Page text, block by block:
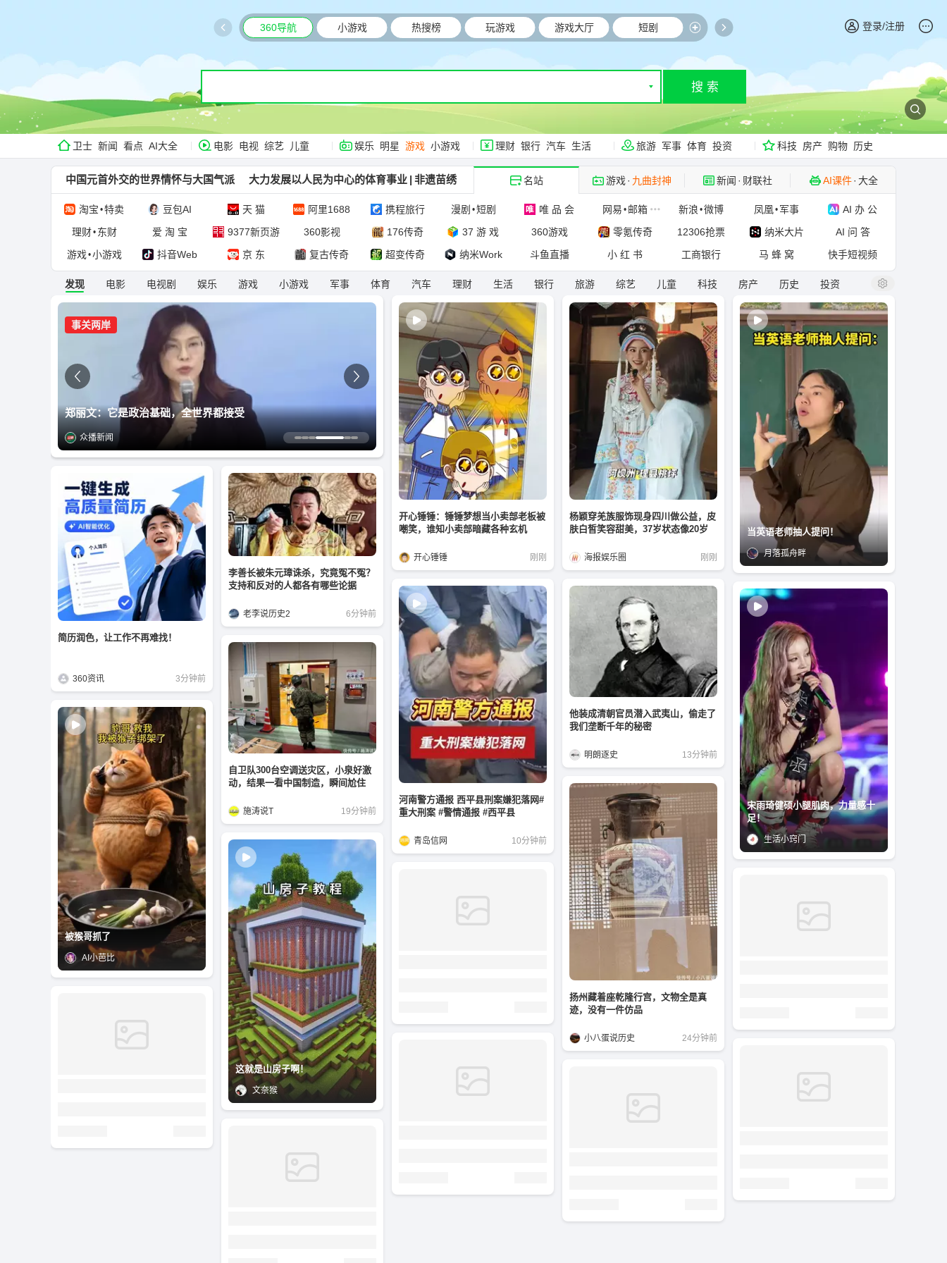
360导航 小游戏 热搜榜 玩游戏 游戏大厅 短剧 影视咖 股票 AI
▼ 搜 索
登录/注册
卫士 新闻 看点 AI大全 电影 电视 综艺 儿童 娱乐 明星 游戏 小游戏 理财 银行 汽车 生活 旅游 军事 体育 投资 科技 房产 购物 历史
中国元首外交的世界情怀与大国气派 大力发展以人民为中心的体育事业 | 非遗苗绣 名站 游戏· 九曲封神 新闻 · 财联社 AI课件 · 大全
工具 创作者中心 社区· 豆瓣读书
淘宝 •特卖 豆包AI 天 猫 阿里1688 携程旅行 漫剧 •短剧 唯 品 会 网易 • 邮箱 新浪 •微博 凤凰• 军事
AI 办 公
理财• 东财 爱 淘 宝 9377新页游 360影视 176传奇 37 游 戏 360游戏 零氪传奇 12306抢票 纳米大片
AI 问 答
游戏•小游戏 抖音Web 京 东 复古传奇 超变传奇 纳米Work 斗鱼直播 小 红 书 工商银行 马 蜂 窝 快手短视频
发现 电影 电视剧 娱乐 游戏 小游戏 军事 体育 汽车 理财 生活 银行 旅游 综艺 儿童 科技 房产 历史
投资
现场画面：以军把枪口对准了中国记者
逐浪新闻
5万朝鲜大军压境！泽连斯基突然喊话这国
众播视频
女子出轨被撞破 男方被捆绑后遭毒打
环球每日热搜
郑丽文：它是政治基础，全世界都接受
众播新闻
事关两岸
太离谱！两名女乘客拖行李箱冲上停机坪拦停客机
潇湘晨报
剧组涉毒？偷漏税？知名编剧大曝光 录音现王家卫声音
众播新闻
开心锤锤：锤锤梦想当小卖部老板被
嘲笑，谁知小卖部暗藏各种玄机
开心锤锤 刚刚
杨颖穿羌族服饰现身四川做公益，皮
肤白皙笑容甜美，37岁状态像20岁
海报娱乐圈 刚刚
当英语老师抽人提问！
月落孤舟畔
简历润色，让工作不再难找！
360资讯 3分钟前
李善长被朱元璋诛杀，究竟冤不冤？
支持和反对的人都各有哪些论据
老李说历史2 6分钟前
河南警方通报 西平县刑案嫌犯落网#
重大刑案 #警情通报 #西平县
青岛信网 10分钟前
他装成清朝官员潜入武夷山，偷走了
我们垄断千年的秘密
明朗逐史 13分钟前
宋雨琦健硕小腿肌肉，力量感十
足！
生活小窍门
自卫队300台空调送灾区，小泉好激
动，结果一看中国制造，瞬间尬住
施涛说T 19分钟前
被猴哥抓了
AI小芭比
扬州藏着座乾隆行宫，文物全是真
迹，没有一件仿品
小八蛋说历史 24分钟前
这就是山房子啊！
文奈猴